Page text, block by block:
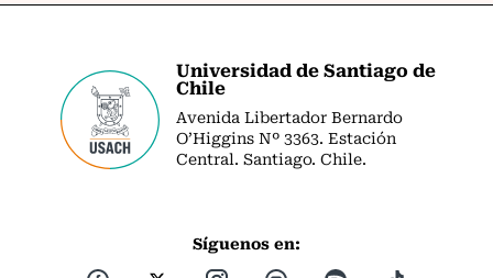
Universidad de Santiago de
Chile
Avenida Libertador Bernardo
O’Higgins Nº 3363. Estación
Central. Santiago. Chile.
Síguenos en: